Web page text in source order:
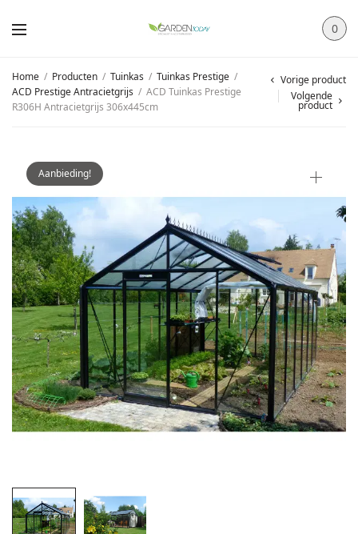
0
Home / Producten / Tuinkas / Tuinkas Prestige /
ACD Prestige Antracietgrijs / ACD Tuinkas Prestige
R306H Antracietgrijs 306x445cm
Vorige product
Volgende
product
Aanbieding!